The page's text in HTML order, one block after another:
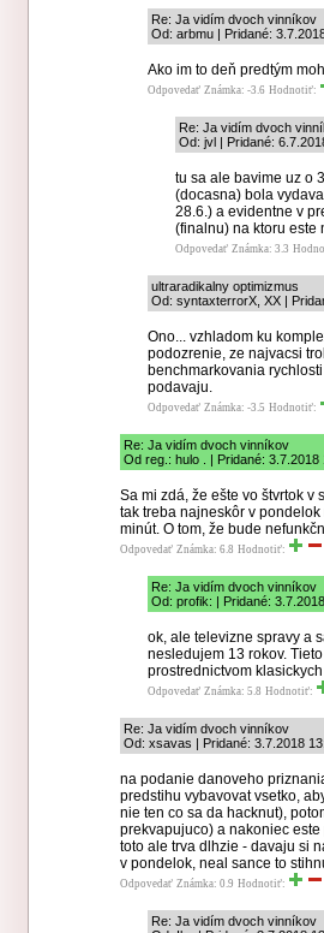
Re: Ja vidím dvoch vinníkov
Od: arbmu | Pridané:
Ako im to deň predtým
Odpovedať Známka: -3.6 Hodnotiť:
Re: Ja vidím dvoch
Od: jvl | Pridané:
tu sa ale bavime uz o
(docasna) bola
28.6.) a evidentne v
(finalnu) na ktoru este
Odpovedať Známka: 3.3
ultraradikalny optimizmus
Od: syntaxterrorX, XX |
Ono... vzhladom ku
podozrenie, ze najvacsi
benchmarkovania
podavaju.
Odpovedať Známka: -3.5 Hodnotiť:
Re: Ja vidím dvoch vinníkov
Od reg.: hulo . | Pridané: 3.7.2018
Sa mi zdá, že ešte vo štvrtok v
tak treba najneskôr v
minút. O tom, že bude
Odpovedať Známka: 6.8 Hodnotiť:
Re: Ja vidím dvoch vinníkov
Od: profik: | Pridané:
ok, ale televizne spravy a
nesledujem 13 rokov.
prostrednictvom
Odpovedať Známka: 5.8 Hodnotiť:
Re: Ja vidím dvoch vinníkov
Od: xsavas | Pridané: 3.7.2018
na podanie danoveho
predstihu vybavovat vsetko,
nie ten co sa da hacknut),
prekvapujuco) a nakoniec
toto ale trva dlhzie - davaju si
v pondelok, neal sance to
Odpovedať Známka: 0.9 Hodnotiť:
Re: Ja vidím dvoch vinníkov